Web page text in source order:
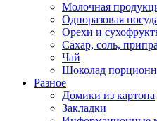
Молочная
Одноразовая
Орехи и
Сахар, соль,
Чай
Шоколад
Разное
Домики из картона
Закладки